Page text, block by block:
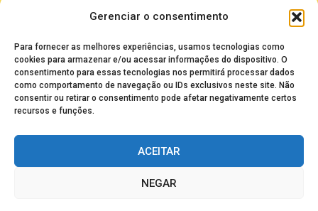
Gerenciar o consentimento
Para fornecer as melhores experiências, usamos tecnologias como
cookies para armazenar e/ou acessar informações do dispositivo. O
consentimento para essas tecnologias nos permitirá processar dados
como comportamento de navegação ou IDs exclusivos neste site. Não
consentir ou retirar o consentimento pode afetar negativamente certos
recursos e funções.
ACEITAR
NEGAR
FALE CONOSCO
seuze@bancadasantigas.com
Copyright © 2026 Banca das Antigas - Revistas Playboy Antigas e